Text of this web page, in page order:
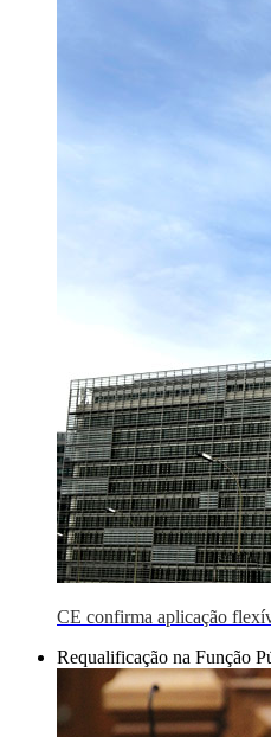
CE confirma aplicação
Requalificação na Função